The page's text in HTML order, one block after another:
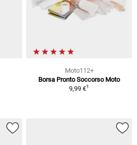
Moto112+
Borsa Pronto Soccorso Moto
9,99 €1